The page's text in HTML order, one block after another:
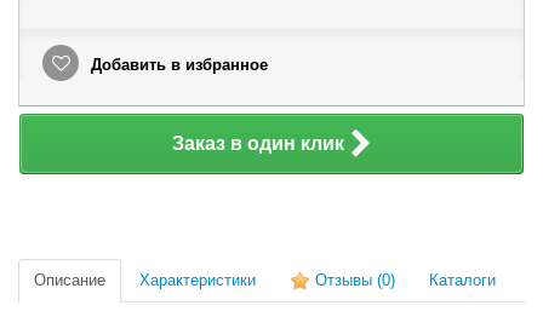
Добавить в избранное
Заказ в один клик
Описание Характеристики Отзывы (0) Каталоги